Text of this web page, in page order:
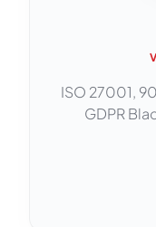
ISO 27001,
GDPR